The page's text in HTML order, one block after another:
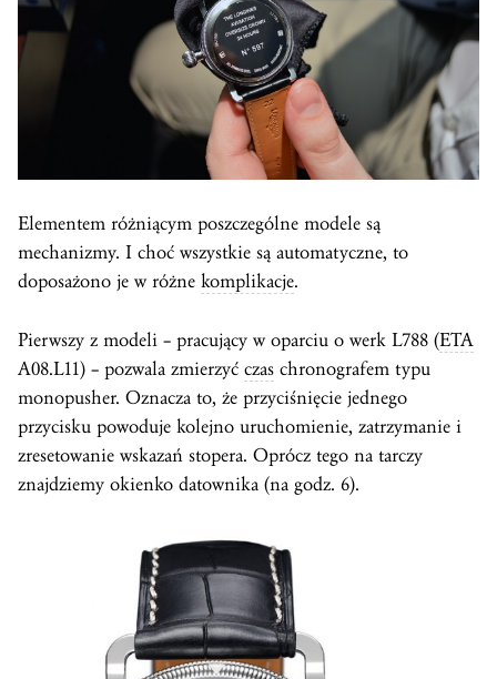
Elementem różniącym poszczególne modele są
mechanizmy. I choć wszystkie są automatyczne, to
doposażono je w różne komplikacje.
Pierwszy z modeli – pracujący w oparciu o werk L788 (ETA
A08.L11) – pozwala zmierzyć czas chronografem typu
monopusher. Oznacza to, że przyciśnięcie jednego
przycisku powoduje kolejno uruchomienie, zatrzymanie i
zresetowanie wskazań stopera. Oprócz tego na tarczy
znajdziemy okienko datownika (na godz. 6).